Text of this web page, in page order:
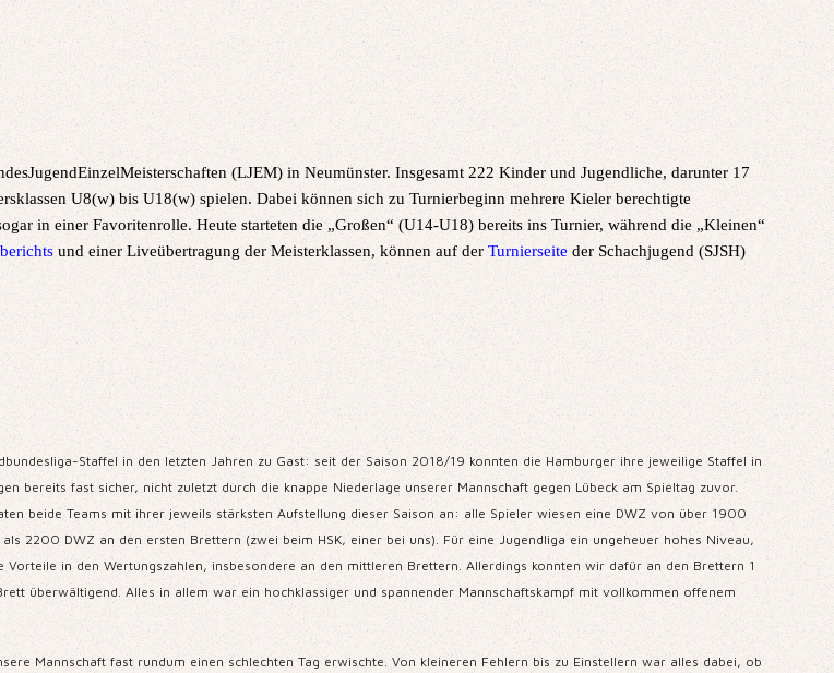
(LJEM) in Neumünster. Insgesamt 222 Kinder und Jugendliche, darunter 17
U8(w) bis U18(w) spielen. Dabei können sich zu Turnierbeginn mehrere Kieler berechtigte
in einer Favoritenrolle. Heute starteten die „Großen“ (U14-U18) bereits ins Turnier, während die „Kleinen“
und einer Liveübertragung der Meisterklassen, können auf derTurnierseite der Schachjugend (SJSH)
Staffel in den letzten Jahren zu Gast: seit der Saison 2018/19 konnten die Hamburger ihre jeweilige Staffel in
bereits fast sicher, nicht zuletzt durch die knappe Niederlage unserer Mannschaft gegen Lübeck am Spieltag zuvor.
beide Teams mit ihrer jeweils stärksten Aufstellung dieser Saison an: alle Spieler wiesen eine DWZ von über 1900
2200 DWZ an den ersten Brettern (zwei beim HSK, einer bei uns). Für eine Jugendliga ein ungeheuer hohes Niveau,
in den Wertungszahlen, insbesondere an den mittleren Brettern. Allerdings konnten wir dafür an den Brettern 1
überwältigend. Alles in allem war ein hochklassiger und spannender Mannschaftskampf mit vollkommen offenem
Mannschaft fast rundum einen schlechten Tag erwischte. Von kleineren Fehlern bis zu Einstellern war alles dabei, ob